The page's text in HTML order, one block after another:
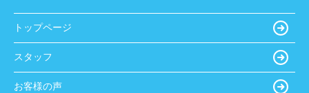
トップページ
スタッフ
お客様の声